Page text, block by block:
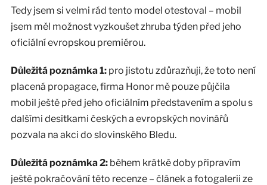
Tedy jsem si velmi rád tento model otestoval – mobil
jsem měl možnost vyzkoušet zhruba týden před jeho
oficiální evropskou premiérou.
Důležitá poznámka 1:pro jistotu zdůrazňuji, že toto není
placená propagace, firma Honor mě pouze půjčila
mobil ještě před jeho oficiálním představením a spolu s
dalšími desítkami českých a evropských novinářů
pozvala na akci do slovinského Bledu.
Důležitá poznámka 2:během krátké doby připravím
ještě pokračování této recenze – článek a fotogalerii ze